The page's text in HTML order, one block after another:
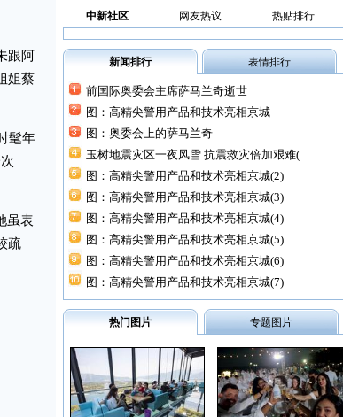
跟阿
姐蔡
髦年
虽表
疏
中新社区 网友热议 热贴排行
新闻排行 表情排行
前国际奥委会主席萨马兰奇逝世
图：高精尖警用产品和技术亮相京城
图：奥委会上的萨马兰奇
玉树地震灾区一夜风雪 抗震救灾倍加艰难(...
图：高精尖警用产品和技术亮相京城(2)
图：高精尖警用产品和技术亮相京城(3)
图：高精尖警用产品和技术亮相京城(4)
图：高精尖警用产品和技术亮相京城(5)
图：高精尖警用产品和技术亮相京城(6)
图：高精尖警用产品和技术亮相京城(7)
热门图片 专题图片